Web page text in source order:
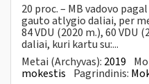
20 proc. – MB vadovo
gauto atlygio daliai, per
84 VDU (2020 m.), 60 VDU
daliai, kuri kartu su:...
Metai (Archyvas): 2019
mokestis Pagrindinis: